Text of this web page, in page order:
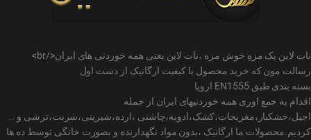
نات لاین یک مزهِ خوش مزه ،نات لاین یعنی همه خوردنی های ایران</br>
رسالت مون که خرید محصول با کیفیت ارگانیک از دست اول
بسته بندی طبق EN1555 اروپا
اقدام به جمع اوری همه خوردنیهای ایران از جمله
اجیل،خشکبار،مغزیجات،کشک،ادویه،چاشنی ،ارده،شیرینی،شربت،ترشی و ..
کردیم.محصولات ما ارگانیک ،بدون مواد نگهدارنده و بصورت خانگی توسط ده ها